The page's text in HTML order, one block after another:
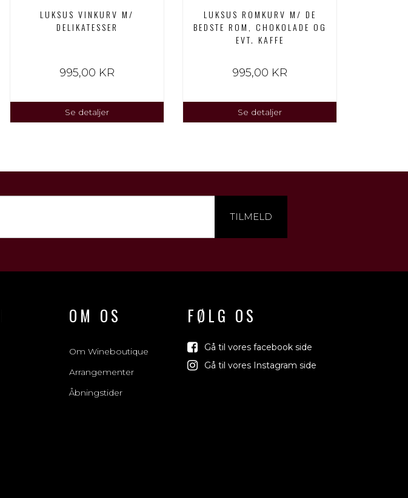
LUKSUS VINKURV M/
DELIKATESSER
995,00 KR
Se detaljer
LUKSUS ROMKURV M/ DE
BEDSTE ROM, CHOKOLADE OG
EVT. KAFFE
995,00 KR
Se detaljer
TILMELD
OM OS
Om Wineboutique
Arrangementer
Åbningstider
FØLG OS
Gå til vores facebook side
Gå til vores Instagram side